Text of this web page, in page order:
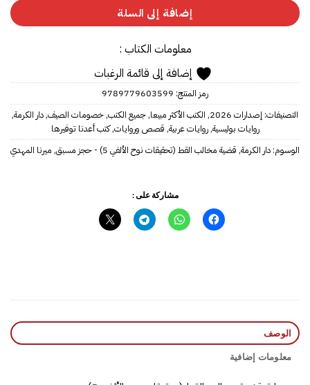
إضافة إلى السلة
معلومات الكتاب :
إضافة إلى قائمة الرغبات
رمز المنتج: 9789779603599
التصنيفات: إصدارات 2026 , الكتب الأكثر مبيعا,جميع الكتب,خصومات الصيف,دار الكرمة,
روايات بوليسية,روايات عربية, قصص وروايات,كتب أعدنا توفيرها
الوسوم: دار الكرمة, قضية مخالب القط (تحقيقات نوح الألفي 5) - حجز مسبق , ميرنا المهدي
مشاركة على :
الوصف
معلومات إضافية